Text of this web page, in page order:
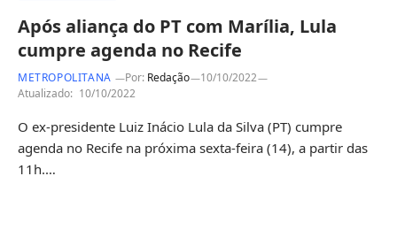
Após aliança do PT com Marília, Lula
cumpre agenda no Recife
METROPOLITANA Por: Redação
10/10/2022
Atualizado: 10/10/2022
O ex-presidente Luiz Inácio Lula da Silva (PT) cumpre
agenda no Recife na próxima sexta-feira (14), a partir das
11h.…